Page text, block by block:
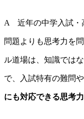
A 近年の中学入試・
問題よりも思考力を
ル道場は、知識ではな
で、入試特有の難問
にも対応できる思考